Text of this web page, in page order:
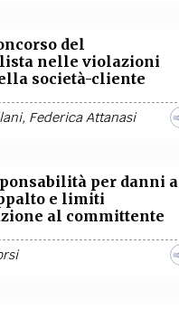
del
nelle violazioni
società-cliente
, Federica Attanasi
per danni a
e limiti
al committente